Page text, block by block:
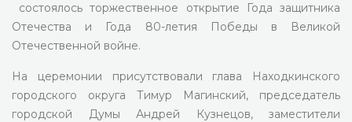
состоялось торжественное открытие Года защитника
Отечества и Года 80-летия Победы в Великой
Отечественной войне.
На церемонии присутствовали глава Находкинского
городского округа Тимур Магинский, председатель
городской Думы Андрей Кузнецов, заместители